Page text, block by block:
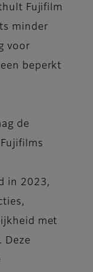
Fujifilm
minder
voor
beperkt
de
in 2023,
met
Deze